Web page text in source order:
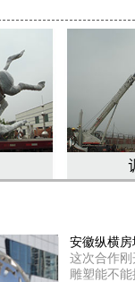
安徽纵横
这次合作
雕塑能不